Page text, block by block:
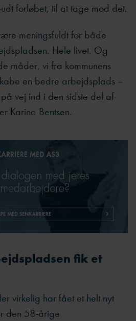
forløbet, til at tage mod det.
meningsfuldt for både
Hele livet. Og
måder, vi fra kommunens
en bedre arbejdsplads –
vej ind i den sidste del af
Karina Bentsen.
fik et
virkelig har fået et helt nyt
den 58-årige